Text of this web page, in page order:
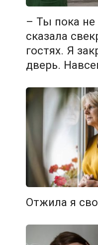
– Ты пока
сказала
гостях. Я
дверь.
Отжила я